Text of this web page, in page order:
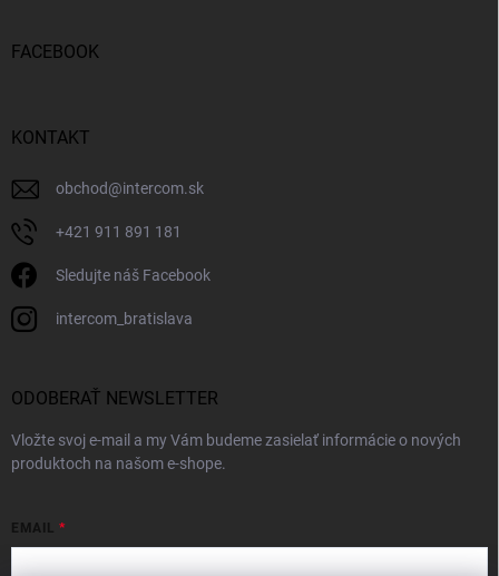
FACEBOOK
KONTAKT
obchod@intercom.sk
+421 911 891 181
Sledujte náš Facebook
intercom_bratislava
ODOBERAŤ NEWSLETTER
Vložte svoj e-mail a my Vám budeme zasielať informácie o nových
produktoch na našom e-shope.
EMAIL